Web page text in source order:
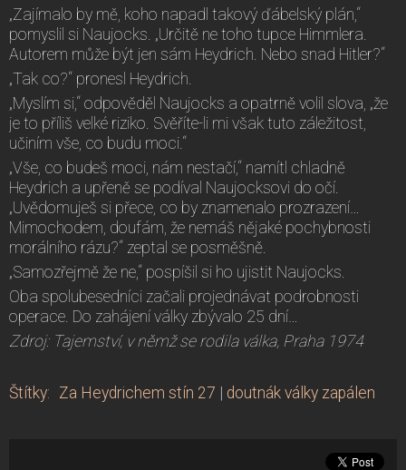
„Zajímalo by mě, koho napadl takový ďábelský plán,“
pomyslil si Naujocks. „Určitě ne toho tupce Himmlera.
Autorem může být jen sám Heydrich. Nebo snad Hitler?“
„Tak co?“ pronesl Heydrich.
„Myslím si,“ odpověděl Naujocks a opatrně volil slova, „že
je to příliš velké riziko. Svěříte-li mi však tuto záležitost,
učiním vše, co budu moci.“
„Vše, co budeš moci, nám nestačí,“ namítl chladně
Heydrich a upřeně se podíval Naujocksovi do očí.
„Uvědomuješ si přece, co by znamenalo prozrazení…
Mimochodem, doufám, že nemáš nějaké pochybnosti
morálního rázu?“ zeptal se posměšně.
„Samozřejmě že ne,“ pospíšil si ho ujistit Naujocks.
Oba spolubesedníci začali projednávat podrobnosti
operace. Do zahájení války zbývalo 25 dní…
Zdroj: Tajemství, v němž se rodila válka, Praha 1974
Štítky: Za Heydrichem stín 27 | doutnák války zapálen